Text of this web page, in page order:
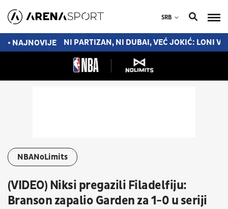
SRB
• NAJNOVIJE
OD PLEJ-OFA NI PARTIZAN, NI DUBAI, VEĆ JOKIĆ: LONI
NBANoLimits
(VIDEO) Niksi pregazili Filadelfiju:
Branson zapalio Garden za 1-0 u seriji